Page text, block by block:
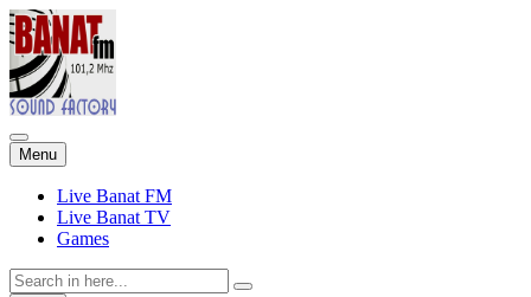
Menu Skip
to
content
Live Banat FM
Live Banat TV
Games
Search